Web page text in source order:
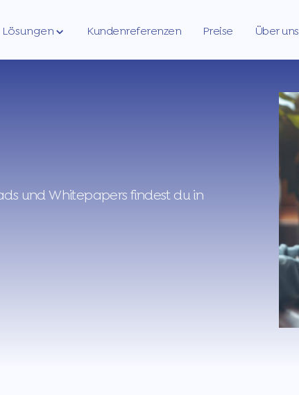
Lösungen Kundenreferenzen Preise Über uns
und Whitepapers findest du in